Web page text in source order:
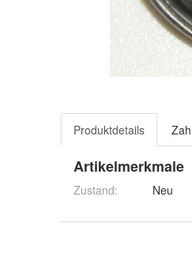
Produktdetails
Artikelmerkmale
Zustand: Neu